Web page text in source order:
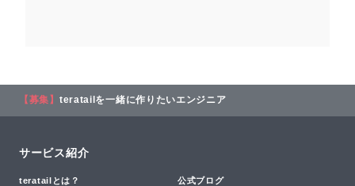
【募集】 teratailを一緒に作りたいエンジニア
サービス紹介
teratailとは？ 公式ブログ